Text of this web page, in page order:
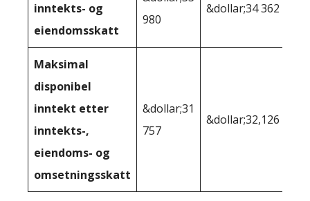
inntekts- og
eiendomsskatt
980
&dollar;34 362
Maksimal
disponibel
inntekt etter
inntekts-,
eiendoms- og
omsetningsskatt
&dollar;31
757
&dollar;32,126